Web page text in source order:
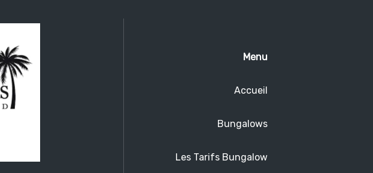
Menu
Accueil
Bungalows
Les Tarifs Bungalow